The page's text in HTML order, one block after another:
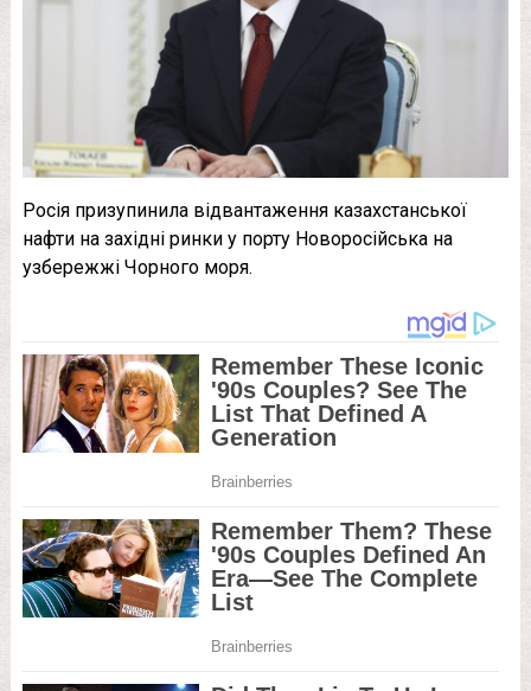
Росія призупинила відвантаження казахстанської
нафти на західні ринки у порту Новоросійська на
узбережжі Чорного моря.